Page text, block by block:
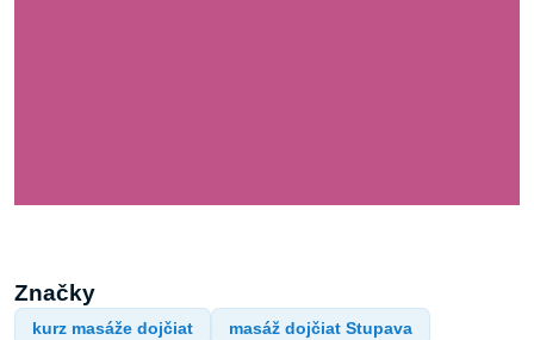
Značky
kurz masáže dojčiat masáž dojčiat Stupava